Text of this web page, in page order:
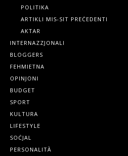
POLITIKA
ARTIKLI MIS-SIT PREĊEDENTI
AKTAR
INTERNAZZJONALI
BLOGGERS
FEHMIETNA
OPINJONI
BUDGET
SPORT
KULTURA
LIFESTYLE
SOĊJAL
PERSONALITÀ